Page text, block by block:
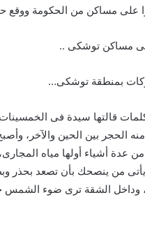
على مساكن من الحكومة
مساكن توشكى ..
بمنطقة توشكى…
قالتها سيدة فى
الحجر بين الحين والآخر،
من عدة أشياء أولها مياه
من ينصحك بأن تصعد بحذر
وداخل الشقة ترى ضوء الشمس